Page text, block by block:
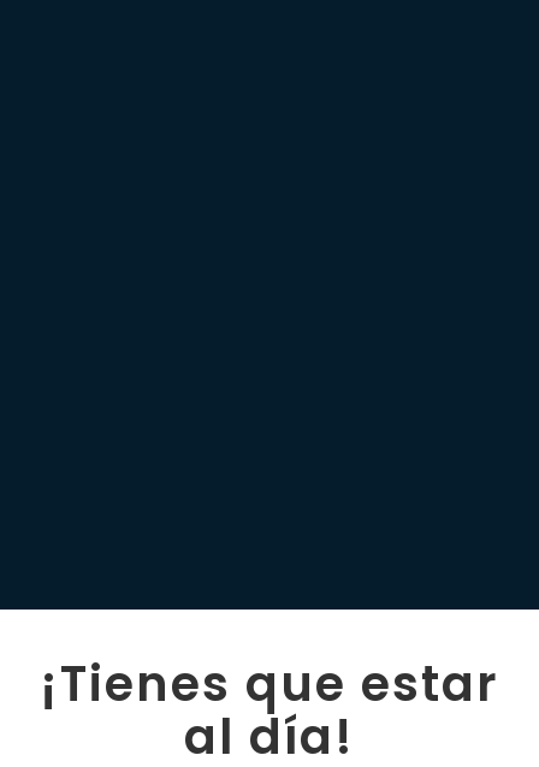
¡Tienes que estar
al día!